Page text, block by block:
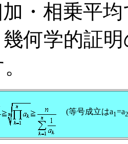
・相乗平均
何学的証
(等号成立はa1=a2